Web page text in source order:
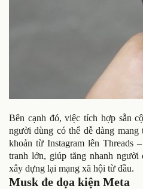
Bên cạnh đó, việc tích hợp sẵn
người dùng có thể dễ dàng mang
khoản từ Instagram lên Threads
tranh lớn, giúp tăng nhanh
xây dựng lại mạng xã hội từ đầu.
Musk đe dọa kiện Meta